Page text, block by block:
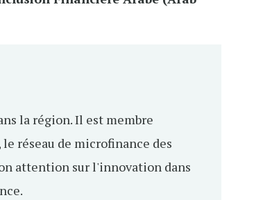
la région. Il est membre
réseau de microfinance des
attention sur l'innovation dans